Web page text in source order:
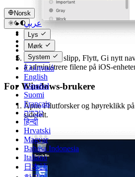
Norsk
عربي
Català
Čeština
Dansk
Deutsch
Ελληνικά
English
Español
Suomi
Français
עברית
हिन्दी
Hrvatski
Magyar
Bahasa Indonesia
Italiano
日本語
Lys
Mørk
System
Bruk dra og slipp, Flytt, Gi nytt
å administrere filene på iOS-
For Windows-brukere
Åpne Filutforsker og høyreklikk
sidefelt.